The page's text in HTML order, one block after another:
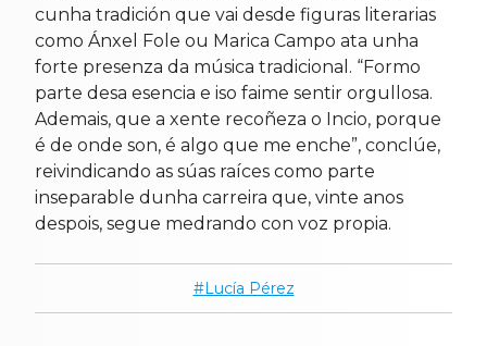
cunha tradición que vai desde figuras literarias
como Ánxel Fole ou Marica Campo ata unha
forte presenza da música tradicional. “Formo
parte desa esencia e iso faime sentir orgullosa.
Ademais, que a xente recoñeza o Incio, porque
é de onde son, é algo que me enche”, conclúe,
reivindicando as súas raíces como parte
inseparable dunha carreira que, vinte anos
despois, segue medrando con voz propia.
Lucía Pérez